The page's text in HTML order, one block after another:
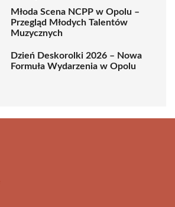
Młoda Scena NCPP w Opolu –
Przegląd Młodych Talentów
Muzycznych
Dzień Deskorolki 2026 – Nowa
Formuła Wydarzenia w Opolu